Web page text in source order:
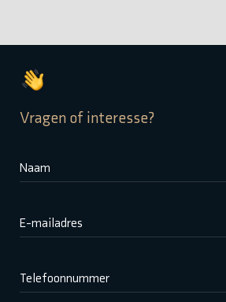
Vragen of interesse?
Naam
E-mailadres
Telefoonnummer